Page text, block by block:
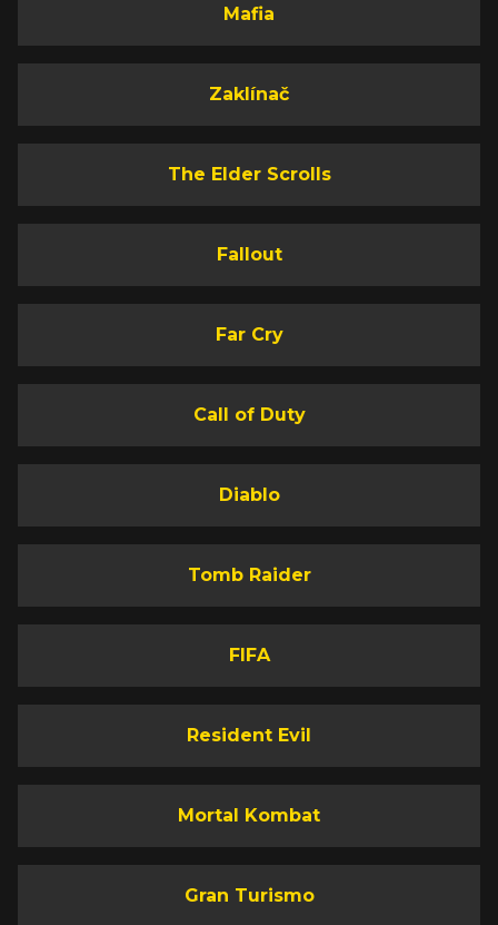
Mafia
Zaklínač
The Elder Scrolls
Fallout
Far Cry
Call of Duty
Diablo
Tomb Raider
FIFA
Resident Evil
Mortal Kombat
Gran Turismo